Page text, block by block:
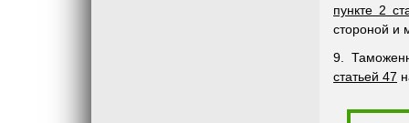
пункте 2
стороной и
9.
статьей 47